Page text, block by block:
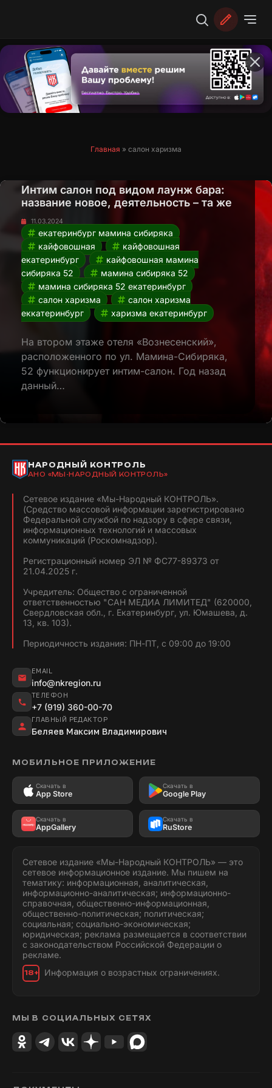
Главная » салон харизма
Интим салон под видом лаунж бара:
название новое, деятельность – та же
11.03.2024
екатеринбург мамина сибиряка
кайфовошная
кайфовошная
екатеринбург
кайфовошная мамина
сибиряка 52
мамина сибиряка 52
мамина сибиряка 52 екатеринбург
салон харизма
салон харизма
еккатеринбург
харизма екатеринбург
На втором этаже отеля «Вознесенский»,
расположенного по ул. Мамина-Сибиряка,
52 функционирует интим-салон. Год назад
данный…
НАРОДНЫЙ КОНТРОЛЬ
АНО «МЫ-НАРОДНЫЙ КОНТРОЛЬ»
Сетевое издание «Мы-Народный КОНТРОЛЬ».
(Средство массовой информации зарегистрировано
Федеральной службой по надзору в сфере связи,
информационных технологий и массовых
коммуникаций (Роскомнадзор).
Регистрационный номер ЭЛ № ФС77-89373 от
21.04.2025 г.
Учредитель: Общество с ограниченной
ответственностью "САН МЕДИА ЛИМИТЕД" (620000,
Свердловская обл., г. Екатеринбург, ул. Юмашева, д.
13, кв. 103).
Периодичность издания: ПН-ПТ, с 09:00 до 19:00
EMAIL
info@nkregion.ru
ТЕЛЕФОН
+7 (919) 360-00-70
ГЛАВНЫЙ РЕДАКТОР
Беляев Максим Владимирович
МОБИЛЬНОЕ ПРИЛОЖЕНИЕ
Скачать в
App Store
Скачать в
Google Play
Скачать в
AppGallery
Скачать в
RuStore
Сетевое издание «Мы-Народный КОНТРОЛЬ» — это
сетевое информационное издание. Мы пишем на
тематику: информационная, аналитическая,
информационно-аналитическая; информационно-
справочная, общественно-информационная,
общественно-политическая; политическая;
социальная; социально-экономическая;
юридическая; реклама размещается в соответствии
с законодательством Российской Федерации о
рекламе.
18+ Информация о возрастных ограничениях.
МЫ В СОЦИАЛЬНЫХ СЕТЯХ